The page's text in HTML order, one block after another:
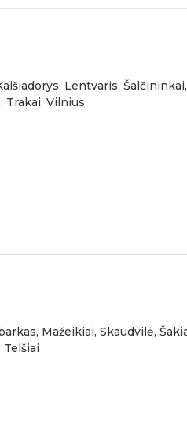
Lentvaris, Šalčininkai,
Trakai, Vilnius
Mažeikiai, Skaudvilė,
Telšiai